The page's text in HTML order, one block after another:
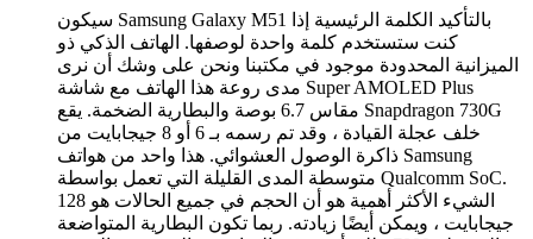
سيكون Samsung Galaxy M51 بالتأكيد الكلمة الرئيسية إذا
كنت ستستخدم كلمة واحدة لوصفها. الهاتف الذكي ذو
الميزانية المحدودة موجود في مكتبنا ونحن على وشك أن نرى
مدى روعة هذا الهاتف مع شاشة Super AMOLED Plus
مقاس 6.7 بوصة والبطارية الضخمة. يقع Snapdragon 730G
خلف عجلة القيادة ، وقد تم رسمه بـ 6 أو 8 جيجابايت من
ذاكرة الوصول العشوائي. هذا واحد من هواتف Samsung
متوسطة المدى القليلة التي تعمل بواسطة Qualcomm SoC.
الشيء الأكثر أهمية هو أن الحجم في جميع الحالات هو 128
جيجابايت ، ويمكن أيضًا زيادته. ربما تكون البطارية المتواضعة